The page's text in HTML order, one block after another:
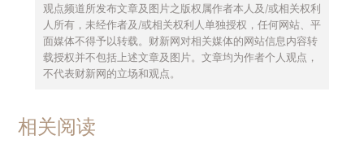
观点频道所发布文章及图片之版权属作者本人及/或相关权利
人所有，未经作者及/或相关权利人单独授权，任何网站、平
面媒体不得予以转载。财新网对相关媒体的网站信息内容转
载授权并不包括上述文章及图片。文章均为作者个人观点，
不代表财新网的立场和观点。
相关阅读